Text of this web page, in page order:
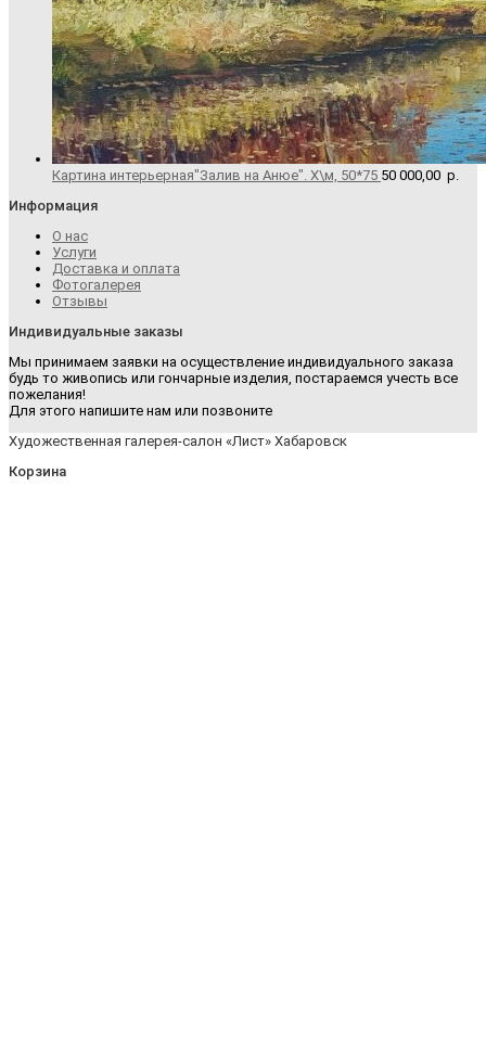
Картина интерьерная"Залив на Анюе". Х\м, 50*75 50 000,00 р.
Информация
О нас
Услуги
Доставка и оплата
Фотогалерея
Отзывы
Индивидуальные заказы
Мы принимаем заявки на осуществление индивидуального заказа
будь то живопись или гончарные изделия, постараемся учесть все
пожелания!
Для этого напишите нам или позвоните
Художественная галерея-салон «Лист» Хабаровск
Корзина